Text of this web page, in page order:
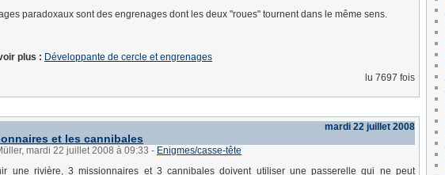
paradoxaux sont des engrenages dont les deux "roues" tournent dans le même sens.
plus : Développante de cercle et engrenages
lu 7697 fois
mardi 22 juillet 2008
et les cannibales
mardi 22 juillet 2008 à 09:33 - Enigmes/casse-tête
une rivière, 3 missionnaires et 3 cannibales doivent utiliser une passerelle qui ne peut